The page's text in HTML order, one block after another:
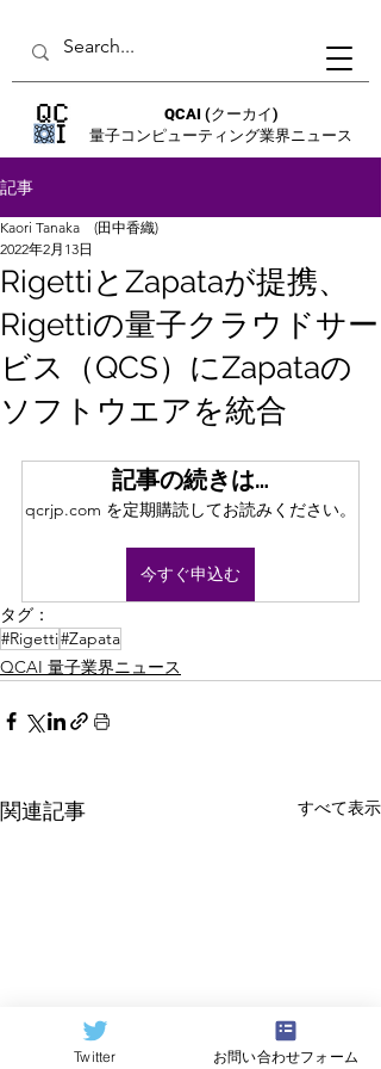
QCAI (クーカイ)
量子コンピューティング業界ニュース
記事
RigettiとZapataが提携、
Rigettiの量子クラウドサー
ビス（QCS）にZapataの
ソフトウエアを統合
Kaori Tanaka (田中香織)
2022年2月13日
記事の続きは…
qcrjp.com を定期購読してお読みください。
今すぐ申込む
タグ：
#Rigetti#Zapata
QCAI 量子業界ニュース
関連記事 すべて表示
Twitter お問い合わせフォーム